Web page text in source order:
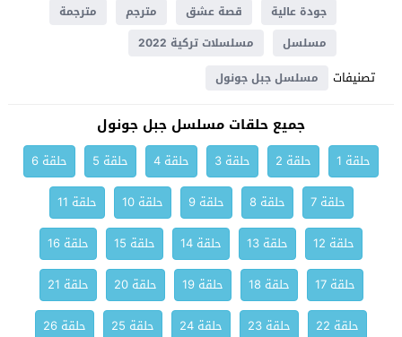
جودة عالية
قصة عشق مترجم
مترجمة
مسلسل
مسلسلات تركية 2022
تصنيفات مسلسل جبل جونول
جميع حلقات مسلسل جبل جونول
حلقة 1 حلقة 2 حلقة 3 حلقة 4 حلقة 5
حلقة 6
حلقة 7
حلقة 8 حلقة 9 حلقة 10
حلقة 11
حلقة 12
حلقة 13 حلقة 14 حلقة 15
حلقة 16
حلقة 17
حلقة 18 حلقة 19 حلقة 20
حلقة 21
حلقة 22
حلقة 23 حلقة 24 حلقة 25
حلقة 26